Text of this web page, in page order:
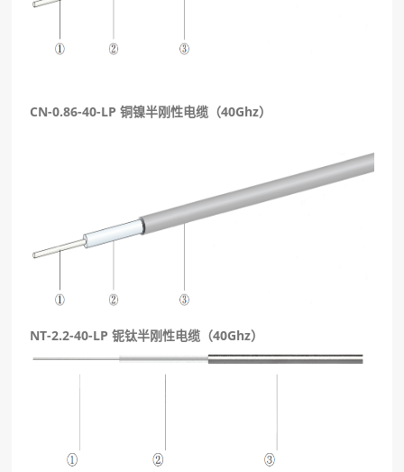
CN-0.86-40-LP 铜镍半刚性电缆（40Ghz）
NT-2.2-40-LP 铌钛半刚性电缆（40Ghz）